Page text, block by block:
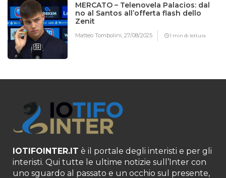
MERCATO – Telenovela Palacios: dal
no al Santos all’offerta flash dello
Zenit
Matteo Tombolini,27/08/2025 1 min di lettura
IOTIFOINTER.IT è il portale degli interisti e per gli
interisti. Qui tutte le ultime notizie sull’Inter con
uno sguardo al passato e un occhio sul presente,